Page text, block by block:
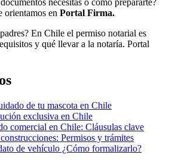
necesitas o cómo prepararte?
orientamos en Portal Firma.
En Chile el permiso notarial es
y qué llevar a la notaría. Portal
de tu mascota en Chile
exclusiva en Chile
comercial en Chile: Cláusulas clave
Permisos y trámites
de vehículo ¿Cómo formalizarlo?